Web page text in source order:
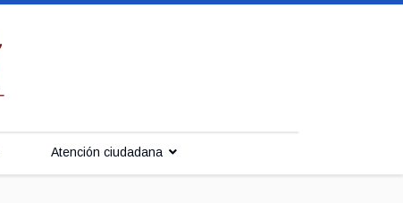
Atención ciudadana